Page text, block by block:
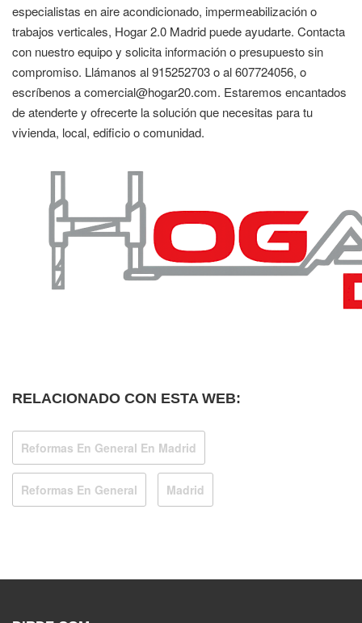
especialistas en aire acondicionado, impermeabilización o
trabajos verticales, Hogar 2.0 Madrid puede ayudarte. Contacta
con nuestro equipo y solicita información o presupuesto sin
compromiso. Llámanos al 915252703 o al 607724056, o
escríbenos a comercial@hogar20.com. Estaremos encantados
de atenderte y ofrecerte la solución que necesitas para tu
vivienda, local, edificio o comunidad.
RELACIONADO CON ESTA WEB:
Reformas En General En Madrid
Reformas En General Madrid